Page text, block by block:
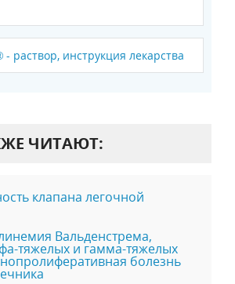
раствор, инструкция лекарства
ЧИТАЮТ:
клапана легочной
Вальденстрема,
тяжелых и гамма-тяжелых
болезнь